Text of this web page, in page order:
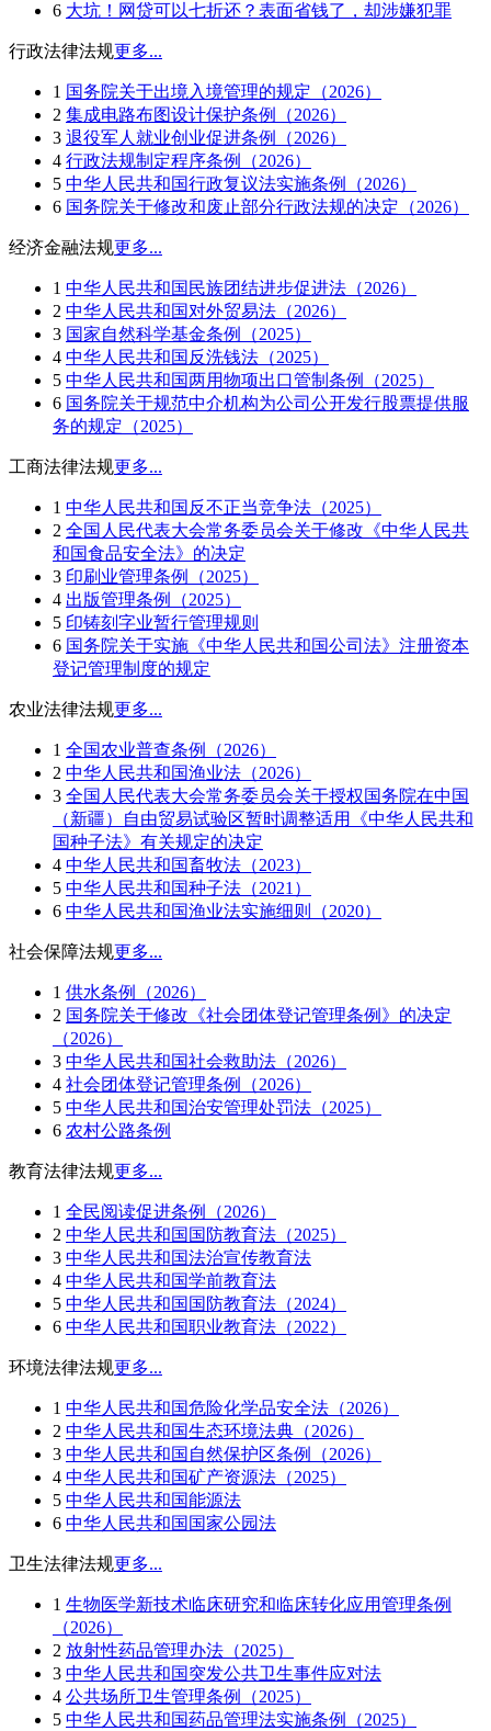
6 大坑！网贷可以七折还？表面省钱了，却涉嫌犯罪
行政法律法规更多...
1 国务院关于出境入境管理的规定（2026）
2 集成电路布图设计保护条例（2026）
3 退役军人就业创业促进条例（2026）
4 行政法规制定程序条例（2026）
5 中华人民共和国行政复议法实施条例（2026）
6 国务院关于修改和废止部分行政法规的决定（2026）
经济金融法规更多...
1 中华人民共和国民族团结进步促进法（2026）
2 中华人民共和国对外贸易法（2026）
3 国家自然科学基金条例（2025）
4 中华人民共和国反洗钱法（2025）
5 中华人民共和国两用物项出口管制条例（2025）
6 国务院关于规范中介机构为公司公开发行股票提供服
务的规定（2025）
工商法律法规更多...
1 中华人民共和国反不正当竞争法（2025）
2 全国人民代表大会常务委员会关于修改《中华人民共
和国食品安全法》的决定
3 印刷业管理条例（2025）
4 出版管理条例（2025）
5 印铸刻字业暂行管理规则
6 国务院关于实施《中华人民共和国公司法》注册资本
登记管理制度的规定
农业法律法规更多...
1 全国农业普查条例（2026）
2 中华人民共和国渔业法（2026）
3 全国人民代表大会常务委员会关于授权国务院在中国
（新疆）自由贸易试验区暂时调整适用《中华人民共和
国种子法》有关规定的决定
4 中华人民共和国畜牧法（2023）
5 中华人民共和国种子法（2021）
6 中华人民共和国渔业法实施细则（2020）
社会保障法规更多...
1 供水条例（2026）
2 国务院关于修改《社会团体登记管理条例》的决定
（2026）
3 中华人民共和国社会救助法（2026）
4 社会团体登记管理条例（2026）
5 中华人民共和国治安管理处罚法（2025）
6 农村公路条例
教育法律法规更多...
1 全民阅读促进条例（2026）
2 中华人民共和国国防教育法（2025）
3 中华人民共和国法治宣传教育法
4 中华人民共和国学前教育法
5 中华人民共和国国防教育法（2024）
6 中华人民共和国职业教育法（2022）
环境法律法规更多...
1 中华人民共和国危险化学品安全法（2026）
2 中华人民共和国生态环境法典（2026）
3 中华人民共和国自然保护区条例（2026）
4 中华人民共和国矿产资源法（2025）
5 中华人民共和国能源法
6 中华人民共和国国家公园法
卫生法律法规更多...
1 生物医学新技术临床研究和临床转化应用管理条例
（2026）
2 放射性药品管理办法（2025）
3 中华人民共和国突发公共卫生事件应对法
4 公共场所卫生管理条例（2025）
5 中华人民共和国药品管理法实施条例（2025）